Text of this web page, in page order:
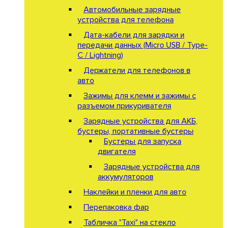
Автомобильные зарядные
устройства для телефона
Дата-кабели для зарядки и
передачи данных (Micro USB / Type-
C / Lightning)
Держатели для телефонов в
авто
Зажимы для клемм и зажимы с
разъемом прикуривателя
Зарядные устройства для АКБ,
бустеры, портативные бустеры
Бустеры для запуска
двигателя
Зарядные устройства для
аккумуляторов
Наклейки и пленки для авто
Перепаковка фар
Табличка "Taxi" на стекло